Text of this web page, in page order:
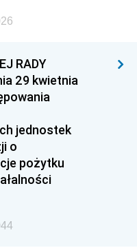
RADY
29 kwietnia
jednostek
o
pożytku